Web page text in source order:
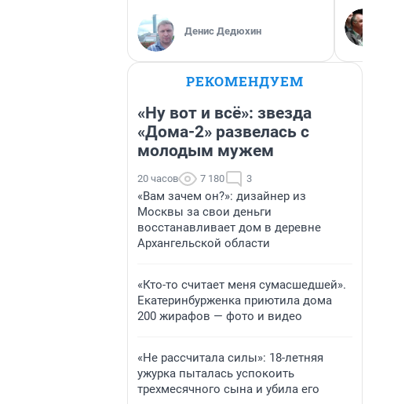
Денис Дедюхин
РЕКОМЕНДУЕМ
«Ну вот и всё»: звезда
«Дома-2» развелась с
молодым мужем
20 часов 7 180 3
«Вам зачем он?»: дизайнер из
Москвы за свои деньги
восстанавливает дом в деревне
Архангельской области
«Кто-то считает меня сумасшедшей».
Екатеринбурженка приютила дома
200 жирафов — фото и видео
«Не рассчитала силы»: 18-летняя
ужурка пыталась успокоить
трехмесячного сына и убила его